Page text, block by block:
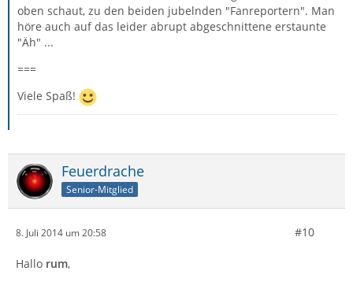
oben schaut, zu den beiden jubelnden "Fanreportern". Man
höre auch auf das leider abrupt abgeschnittene erstaunte
"Äh" ...
===
Viele Spaß!
Feuerdrache
Senior-Mitglied
8. Juli 2014 um 20:58 #10
Hallo rum,